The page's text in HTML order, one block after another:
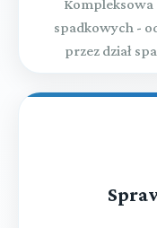
Kompleksowa
spadkowych -
przez dział